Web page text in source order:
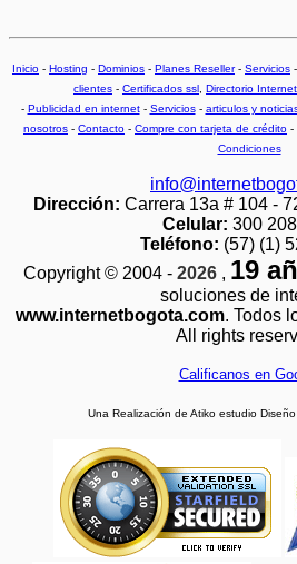
Inicio - Hosting - Dominios - Planes Reseller- Servicios -
clientes - Certificados ssl Directorio
- Publicidad en internet- Servicios- articulos y
nosotros - Contacto - Compre con tarjeta de crédito -
Condiciones
Dirección: Carrera 13a # 104 -
Celular: 300
Teléfono: (57) (1)
Copyright © 2004 - 2026 , 19
soluciones de
www.internetbogota.com. Todos
All rights
Calificanos en
Una Realización de Atiko estudio Diseño